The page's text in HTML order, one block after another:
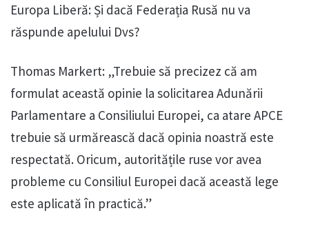
Europa Liberă: Și dacă Federația Rusă nu va
răspunde apelului Dvs?
Thomas Markert: „Trebuie să precizez că am
formulat această opinie la solicitarea Adunării
Parlamentare a Consiliului Europei, ca atare APCE
trebuie să urmărească dacă opinia noastră este
respectată. Oricum, autoritățile ruse vor avea
probleme cu Consiliul Europei dacă această lege
este aplicată în practică.”